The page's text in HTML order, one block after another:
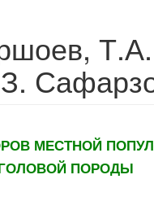
З.
МЕСТНОЙ
ПОРОДЫ